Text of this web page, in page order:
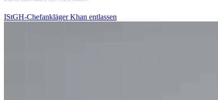
IStGH-Chefankläger Khan entlassen